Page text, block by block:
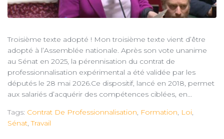
Troisième texte adopté ! Mon troisième texte vient d’être
adopté à l’Assemblée nationale. Après son vote unanime
au Sénat en 2025, la pérennisation du contrat de
professionnalisation expérimental a été validée par les
députés le 28 mai 2026.Ce dispositif, lancé en 2018, permet
aux salariés d’acquérir des compétences ciblées, en...
Tags: Contrat De Professionnalisation, Formation, Loi,
Sénat,Travail